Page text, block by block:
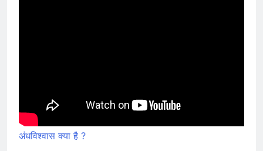
अंधविश्वास क्या है ?